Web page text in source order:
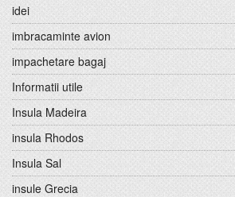
idei
imbracaminte avion
impachetare bagaj
Informatii utile
Insula Madeira
insula Rhodos
Insula Sal
insule Grecia